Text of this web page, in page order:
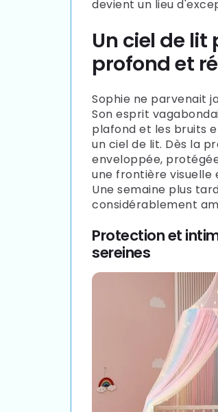
devient un lieu
Un ciel de
profond et
Sophie ne parvenait
Son esprit
plafond et les bruits
un ciel de lit. Dès la
enveloppée,
une frontière visuelle
Une semaine plus
considérablement
Protection et
sereines